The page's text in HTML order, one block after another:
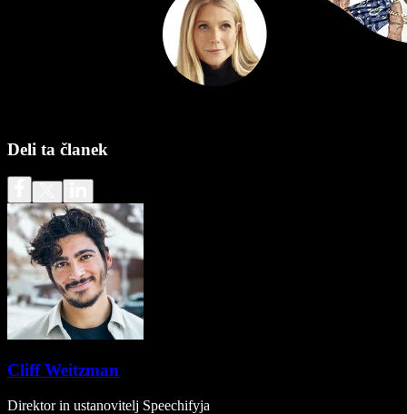
Deli ta članek
Cliff Weitzman
Direktor in ustanovitelj Speechifyja